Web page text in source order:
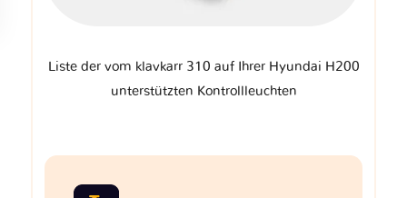
Liste der vom klavkarr 310 auf Ihrer Hyundai H200
unterstützten Kontrollleuchten